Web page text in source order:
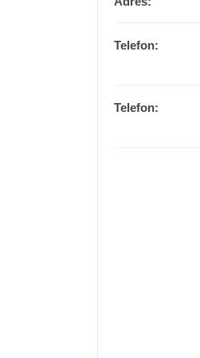
Telefon:
Telefon: